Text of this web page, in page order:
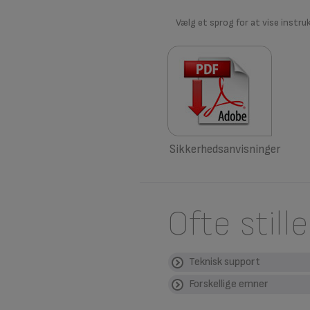
Vælg et sprog for at vise
Sikkerhedsanvisninger
Ofte
Teknisk support
DER ER IKKE MERE
Forskellige emner